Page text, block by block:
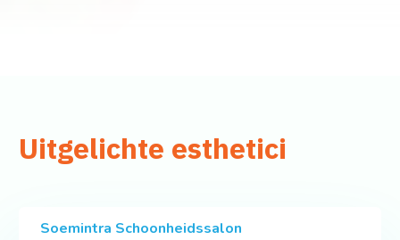
Uitgelichte esthetici
Soemintra Schoonheidssalon